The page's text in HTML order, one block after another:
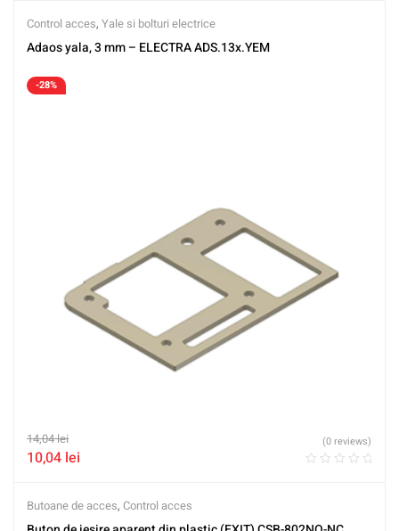
Control acces, Yale si bolturi electrice
Adaos yala, 3 mm – ELECTRA ADS.13x.YEM
-28%
14,04lei
10,04 lei
(0 reviews)
Butoane de acces, Control acces